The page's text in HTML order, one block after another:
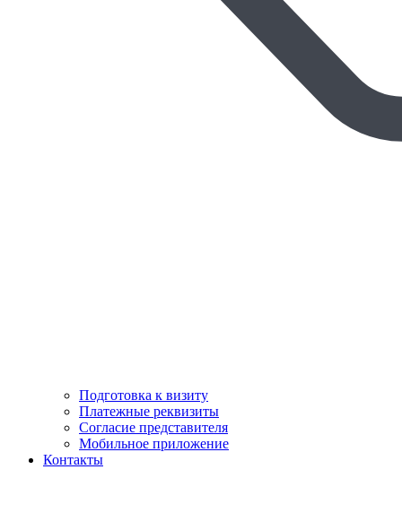
Подготовка к визиту
Платежные реквизиты
Согласие представителя
Мобильное приложение
Контакты